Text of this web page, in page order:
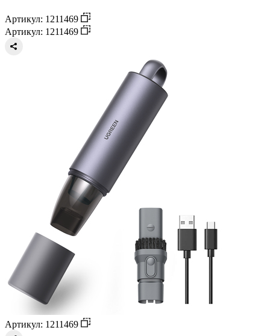
Артикул: 1211469
Артикул: 1211469
Артикул: 1211469